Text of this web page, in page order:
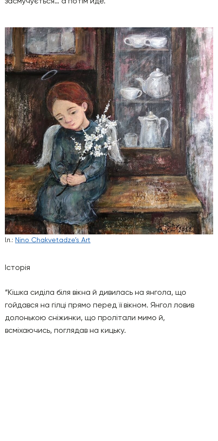
Іл.: Nino Chakvetadze’s Art
Історія
“Кішка сиділа біля вікна й дивилась на янгола, що
гойдався на гілці прямо перед її вікном. Янгол ловив
долонькою сніжинки, що пролітали мимо й,
всміхаючись, поглядав на кицьку.